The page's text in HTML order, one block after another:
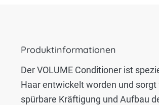
Produktinformationen
Der VOLUME Conditioner ist
Haar entwickelt worden und sorgt
spürbare Kräftigung und Aufbau